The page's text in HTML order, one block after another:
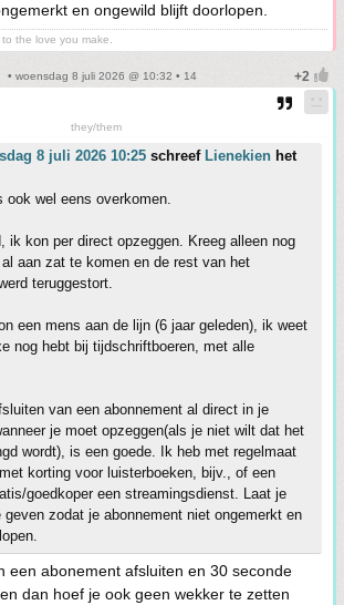
en ongewild blijft doorlopen.
the love you make.
• woensdag 8 juli 2026 @ 10:32 • 14
they/them
8 juli 2026 10:25 schreef Lienekien het
ook wel eens overkomen.
ik kon per direct opzeggen. Kreeg alleen nog
aan zat te komen en de rest van het
teruggestort.
een mens aan de lijn (6 jaar geleden), ik weet
nog hebt bij tijdschriftboeren, met alle
van een abonnement al direct in je
je moet opzeggen(als je niet wilt dat het
wordt), is een goede. Ik heb met regelmaat
korting voor luisterboeken, bijv., of een
goedkoper een streamingsdienst. Laat je
geven zodat je abonnement niet ongemerkt en
een abonement afsluiten en 30 seconde
dan hoef je ook geen wekker te zetten